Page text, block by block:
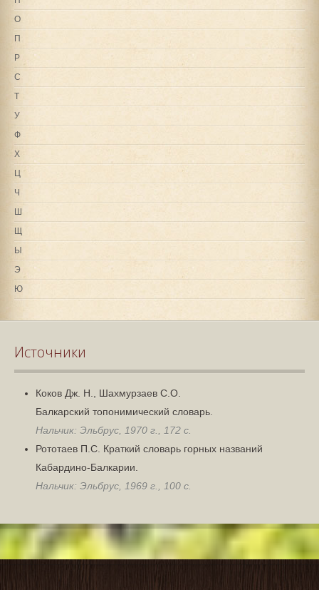
О
П
Р
С
Т
У
Ф
Х
Ц
Ч
Ш
Щ
Ы
Э
Ю
Источники
Коков Дж. Н., Шахмурзаев С.О.
Балкарский топонимический словарь.
Нальчик: Эльбрус, 1970 г., 172 с.
Рототаев П.С. Краткий словарь горных названий
Кабардино-Балкарии.
Нальчик: Эльбрус, 1969 г., 100 с.